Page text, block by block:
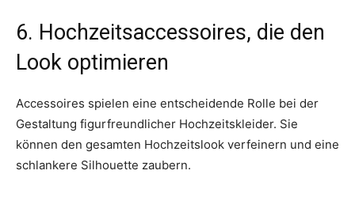
6. Hochzeitsaccessoires, die den
Look optimieren
Accessoires spielen eine entscheidende Rolle bei der
Gestaltung figurfreundlicher Hochzeitskleider. Sie
können den gesamten Hochzeitslook verfeinern und eine
schlankere Silhouette zaubern.